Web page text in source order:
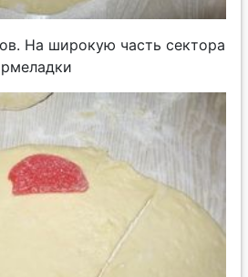
На широкую часть сектора